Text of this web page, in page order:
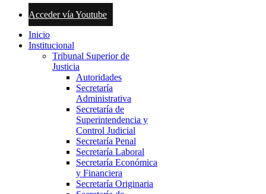
Acceder vía Youtube
Inicio
Institucional
Tribunal Superior de
Justicia
Autoridades
Secretaría
Administrativa
Secretaría de
Superintendencia y
Control Judicial
Secretaría Penal
Secretaría Laboral
Secretaría Económica
y Financiera
Secretaría Originaria